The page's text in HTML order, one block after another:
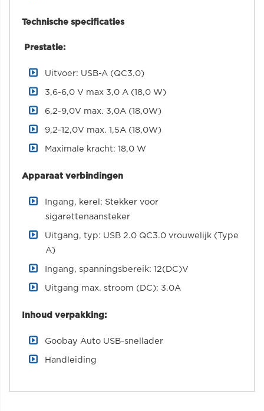
Technische specificaties
Prestatie:
Uitvoer: USB-A (QC3.0)
3,6-6,0 V max 3,0 A (18,0 W)
6,2-9,0V max. 3,0A (18,0W)
9,2-12,0V max. 1,5A (18,0W)
Maximale kracht: 18,0 W
Apparaat verbindingen
Ingang, kerel: Stekker voor
sigarettenaansteker
Uitgang, typ: USB 2.0 QC3.0 vrouwelijk (Type
A)
Ingang, spanningsbereik: 12(DC)V
Uitgang max. stroom (DC): 3.0A
Inhoud verpakking:
Goobay Auto USB-snellader
Handleiding